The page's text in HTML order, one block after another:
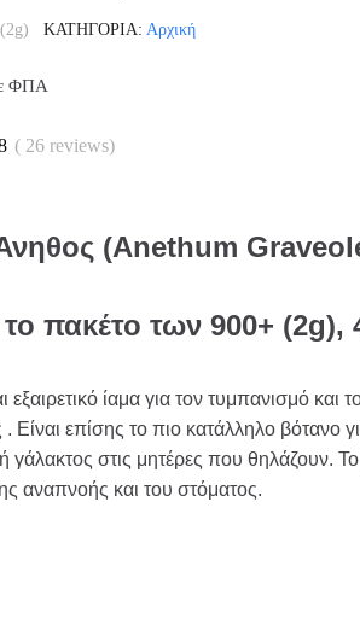
ΚΑΤΗΓΟΡΊΑ Αρχική
ΦΠΑ
( 26 reviews)
(Anethum
το πακέτο των 900+
εξαιρετικό ίαμα για τον τυμπανισμό
. Είναι επίσης το πιο κατάλληλο βότανο
γάλακτος στις μητέρες που θηλάζουν.
αναπνοής και του στόματος.